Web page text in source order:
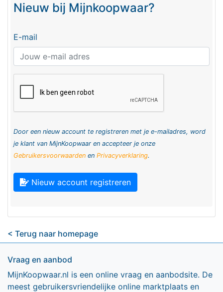
Nieuw bij Mijnkoopwaar?
E-mail
Door een nieuw account te registreren met je e-mailadres, word
je klant van MijnKoopwaar en accepteer je onze
Gebruikersvoorwaarden en Privacyverklaring.
Nieuw account registreren
< Terug naar homepage
Vraag en aanbod
MijnKoopwaar.nl is een online vraag en aanbodsite. De
meest gebruikersvriendelijke online marktplaats en